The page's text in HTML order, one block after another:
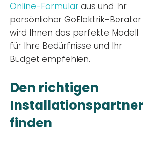
Online-Formular aus und Ihr
persönlicher GoElektrik-Berater
wird Ihnen das perfekte Modell
für Ihre Bedürfnisse und Ihr
Budget empfehlen.
Den richtigen
Installationspartner
finden